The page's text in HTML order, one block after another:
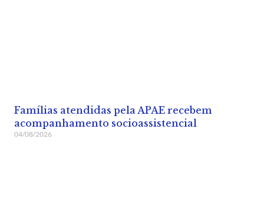
Famílias atendidas pela APAE recebem
acompanhamento socioassistencial
04/08/2026